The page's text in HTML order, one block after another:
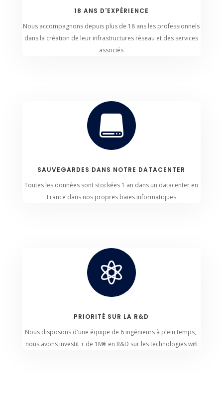
18 ANS D'EXPÉRIENCE
Nous accompagnons depuis plus de 18 ans les professionnels
dans la création de leur infrastructures réseau et des services
associés

SAUVEGARDES DANS NOTRE DATACENTER
Toutes les données sont stockées 1 an dans un datacenter en
France dans nos propres baies informatiques

PRIORITÉ SUR LA R&D
Nous disposons d'une équipe de 6 ingénieurs à plein temps,
nous avons investit + de 1M€ en R&D sur les technologies wifi